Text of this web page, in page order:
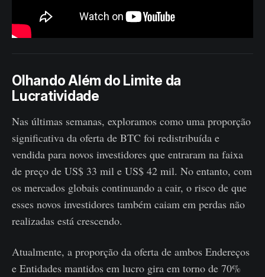
Olhando Além do Limite da
Lucratividade
Nas últimas semanas, exploramos como uma proporção
significativa da oferta de BTC foi redistribuída e
vendida para novos investidores que entraram na faixa
de preço de US$ 33 mil e US$ 42 mil. No entanto, com
os mercados globais continuando a cair, o risco de que
esses novos investidores também caiam em perdas não
realizadas está crescendo.
Atualmente, a proporção da oferta de ambos Endereços
e Entidades mantidos em lucro gira em torno de 70%